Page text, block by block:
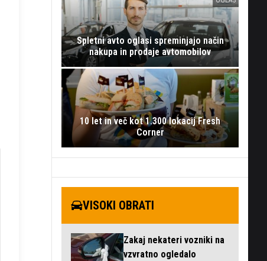
Spletni avto oglasi spreminjajo način
nakupa in prodaje avtomobilov
10 let in več kot 1.300 lokacij Fresh
Corner
VISOKI OBRATI
Zakaj nekateri vozniki na
vzvratno ogledalo